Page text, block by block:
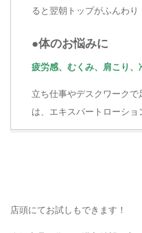
ると翌朝トップがふんわり
●体のお悩みに
疲労感、むくみ、肩こり、
立ち仕事やデスクワーク
は、エキスパートローショ
店頭にてお試しもできます！